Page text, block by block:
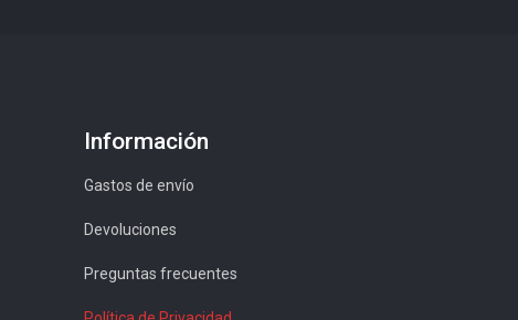
Información
Gastos de envío
Devoluciones
Preguntas frecuentes